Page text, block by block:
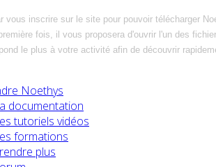
vous inscrire sur le site pour pouvoir télécharger
fois, il vous proposera d'ouvrir l'un des
le plus à votre activité afin de découvrir
Noethys
documentation
tutoriels vidéos
formations
plus